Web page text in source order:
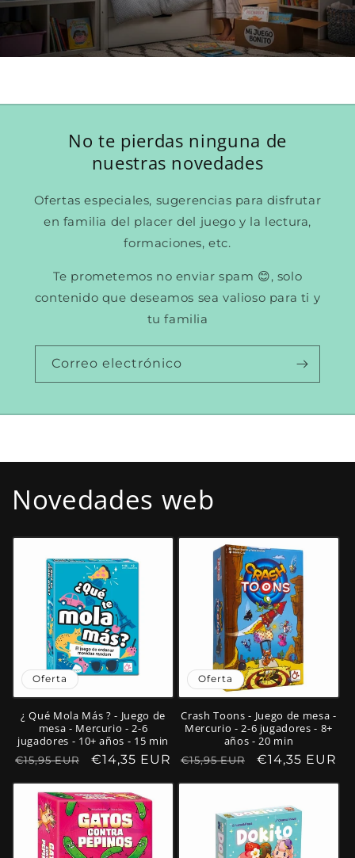
No te pierdas ninguna de
nuestras novedades
Ofertas especiales, sugerencias para disfrutar
en familia del placer del juego y la lectura,
formaciones, etc.
Te prometemos no enviar spam 😊, solo
contenido que deseamos sea valioso para ti y
tu familia
Correo electrónico
Novedades web
Oferta
¿ Qué Mola Más ? - Juego de
mesa - Mercurio - 2-6
jugadores - 10+ años - 15 min
Precio
€15,95 EUR
Precio
oferta
€14,35 EUR
Oferta
Crash Toons - Juego de mesa -
Mercurio - 2-6 jugadores - 8+
años - 20 min
Precio
€15,95 EUR
Precio
€14,35 EUR